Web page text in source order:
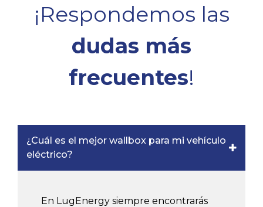
¡Respondemos las
dudas más
frecuentes!
¿Cuál es el mejor wallbox para mi vehículo
eléctrico?
En LugEnergy siempre encontrarás